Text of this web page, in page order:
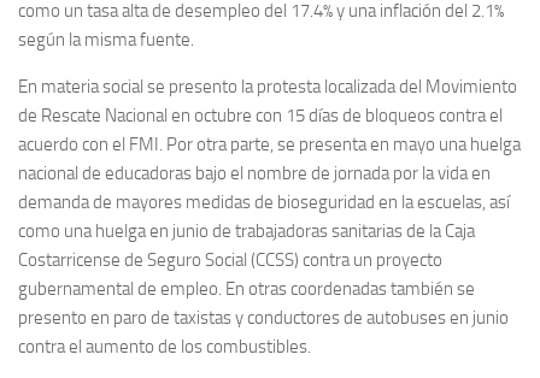
como un tasa alta de desempleo del 17.4% y una inflación del 2.1%
según la misma fuente.
En materia social se presento la protesta localizada del Movimiento
de Rescate Nacional en octubre con 15 días de bloqueos contra el
acuerdo con el FMI. Por otra parte, se presenta en mayo una huelga
nacional de educadoras bajo el nombre de jornada por la vida en
demanda de mayores medidas de bioseguridad en la escuelas, así
como una huelga en junio de trabajadoras sanitarias de la Caja
Costarricense de Seguro Social (CCSS) contra un proyecto
gubernamental de empleo. En otras coordenadas también se
presento en paro de taxistas y conductores de autobuses en junio
contra el aumento de los combustibles.